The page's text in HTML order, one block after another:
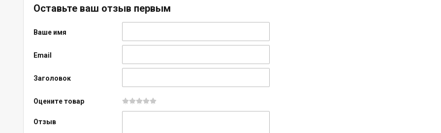
Оставьте ваш отзыв первым
Ваше имя
Email
Заголовок
Оцените товар
Отзыв